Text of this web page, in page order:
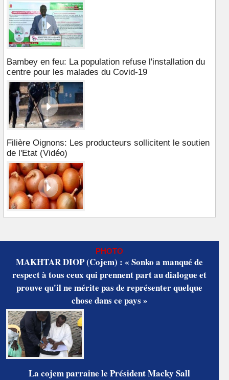
Bambey en feu: La population refuse l'installation du
centre pour les malades du Covid-19
Filière Oignons: Les producteurs sollicitent le soutien
de l'Etat (Vidéo)
PHOTO
MAKHTAR DIOP (Cojem) : « Sonko a manqué de
respect à tous ceux qui prennent part au dialogue et
prouve qu'il ne mérite pas de représenter quelque
chose dans ce pays »
La cojem parraine le Président Macky Sall